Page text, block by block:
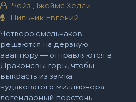
Чейз Джеймс Хедли
Пильник Евгений
Четверо смельчаков
решаются на дерзкую
авантюру — отправляются в
Драконовы горы, чтобы
выкрасть из замка
чудаковатого миллионера
легендарный перстень